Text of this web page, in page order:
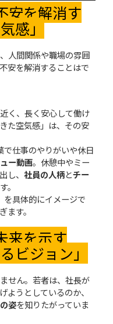
安を解消す
感」
人間関係や職場の雰囲
安を解消することはで
く、長く安心して働け
た空気感」は、その安
仕事のやりがいや休日
ー動画。休憩中やミー
し、 社員の人柄とチー
。
を具体的にイメージで
ます。
来を示す
ビジョン」
せん。若者は、社長が
ようとしているのか、
姿を知りたがっていま